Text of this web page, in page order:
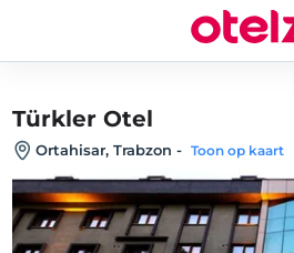
Türkler Otel
Ortahisar, Trabzon - Toon op kaart